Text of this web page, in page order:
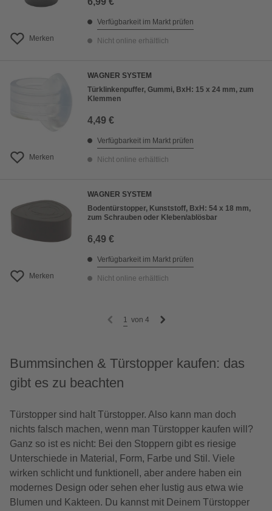
Merken
Verfügbarkeit im Markt prüfen
Nicht online erhältlich
Merken
WAGNER SYSTEM
Türklinkenpuffer, Gummi, BxH: 15 x 24 mm, zum
Klemmen
4,49 €
Verfügbarkeit im Markt prüfen
Nicht online erhältlich
Merken
WAGNER SYSTEM
Bodentürstopper, Kunststoff, BxH: 54 x 18 mm,
zum Schrauben oder Kleben/ablösbar
6,49 €
Verfügbarkeit im Markt prüfen
Nicht online erhältlich
1 von 4
Bummsinchen & Türstopper kaufen: das
gibt es zu beachten
Türstopper sind halt Türstopper. Also kann man doch
nichts falsch machen, wenn man Türstopper kaufen will?
Ganz so ist es nicht: Bei den Stoppern gibt es riesige
Unterschiede in Material, Form, Farbe und Stil. Viele
wirken schlicht und funktionell, aber andere haben ein
modernes Design oder sehen eher lustig aus etwa wie
Blumen und Kakteen. Du kannst mit Deinem Türstopper